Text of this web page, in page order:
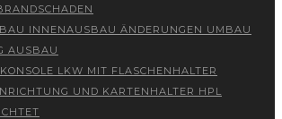
INNENAUSBAU ÄNDERUNGEN UMBAU
AUSBAU
LKW MIT FLASCHENHALTER
UND KARTENHALTER HPL